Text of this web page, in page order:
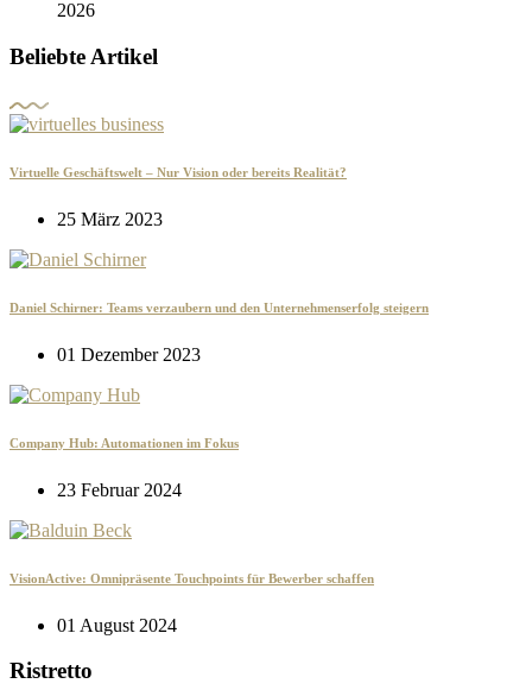
2026
Beliebte Artikel
Virtuelle Geschäftswelt – Nur Vision oder bereits Realität?
25 März 2023
Daniel Schirner: Teams verzaubern und den Unternehmenserfolg steigern
01 Dezember 2023
Company Hub: Automationen im Fokus
23 Februar 2024
VisionActive: Omnipräsente Touchpoints für Bewerber schaffen
01 August 2024
Ristretto